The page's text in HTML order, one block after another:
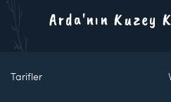
Arda'nın Kuzey
Tarifler